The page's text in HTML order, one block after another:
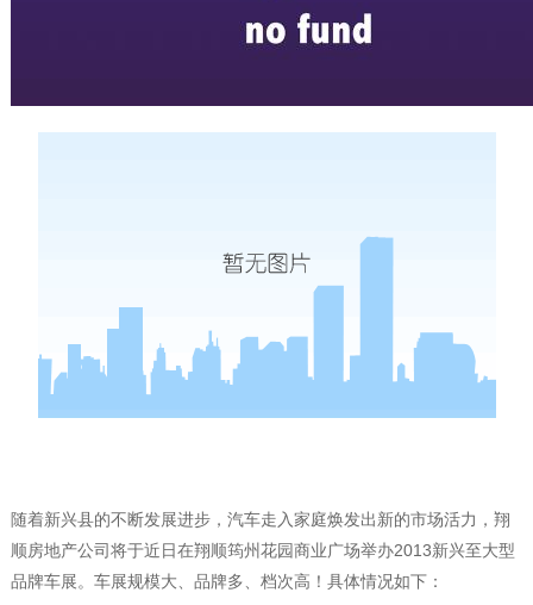
随着新兴县的不断发展进步，汽车走入家庭焕发出新的市场活力，翔
顺房地产公司将于近日在翔顺筠州花园商业广场举办2013新兴至大型
品牌车展。车展规模大、品牌多、档次高！具体情况如下：